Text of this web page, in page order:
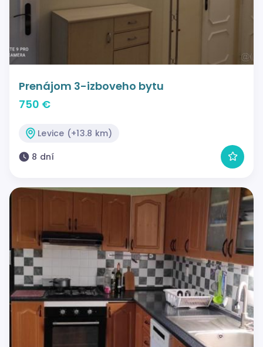
Prenájom 3-izboveho bytu
750 €
Levice (+13.8 km)
8 dní